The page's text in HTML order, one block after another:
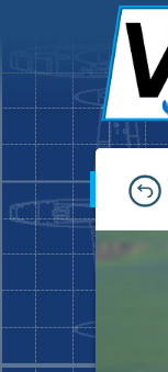
Skip
content